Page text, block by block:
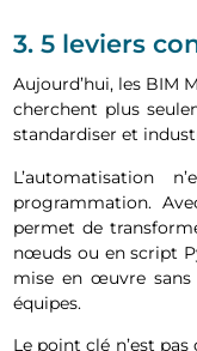
3. 5 leviers
Aujourd’hui, les BIM
cherchent plus
standardiser et
L’automatisation
programmation.
permet de
nœuds ou en script
mise en œuvre
équipes.
Le point clé n’est pas